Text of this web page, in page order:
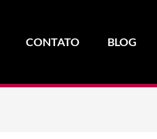
CONTATO BLOG